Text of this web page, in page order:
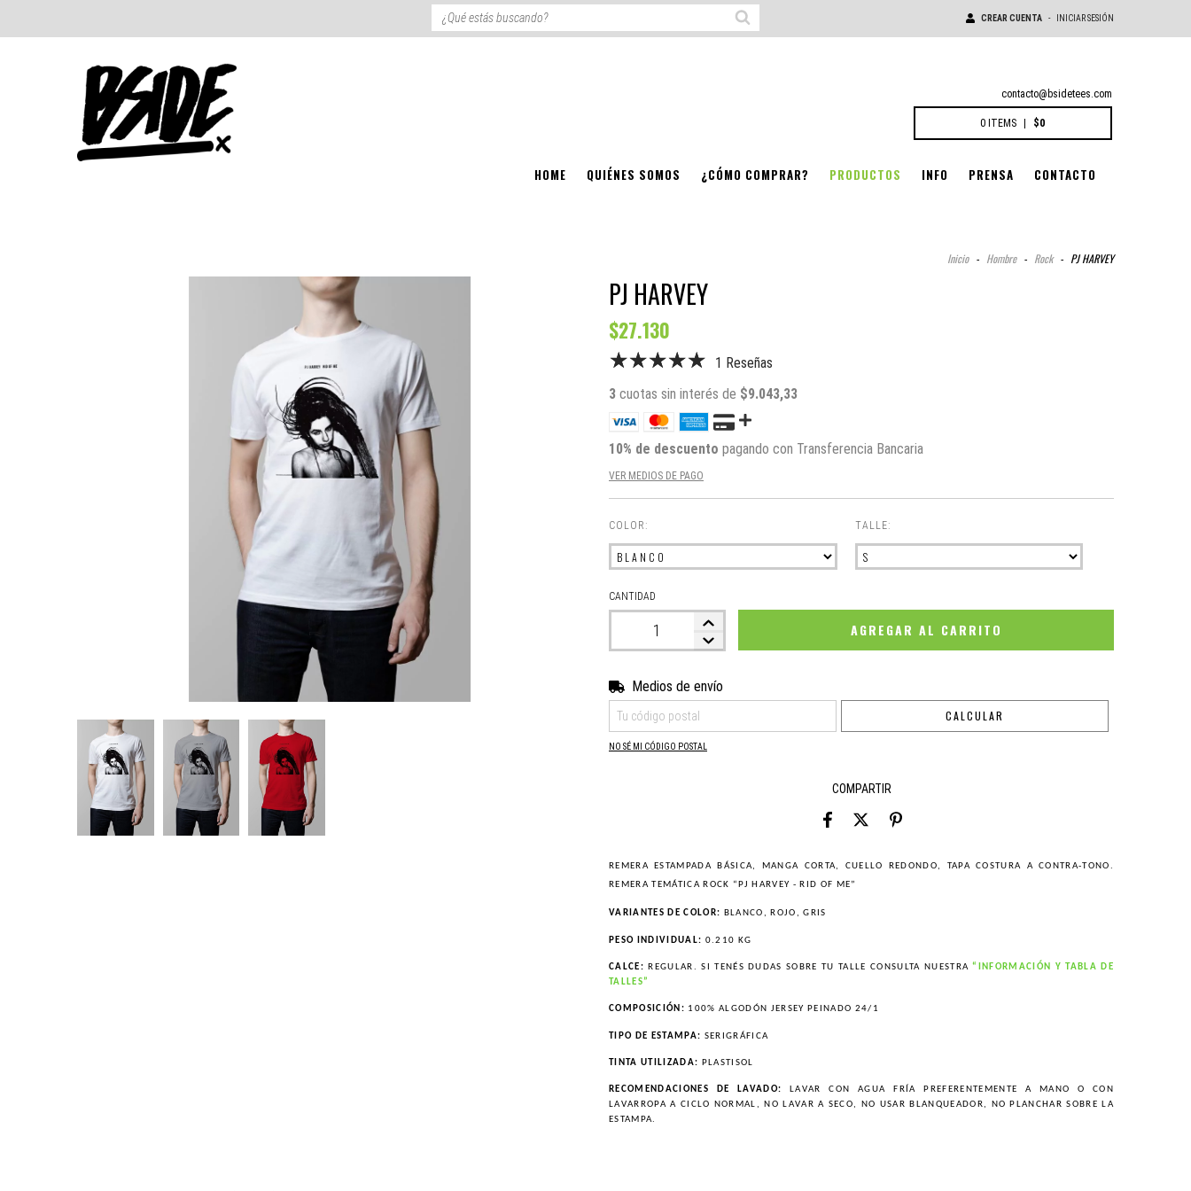
CREAR CUENTA - INICIAR SESIÓN
contacto@bsidetees.com
0ITEMS | $0
HOME QUIÉNES SOMOS ¿CÓMO COMPRAR? PRODUCTOS INFO PRENSA CONTACTO
Inicio - Hombre - Rock - PJ HARVEY
PJ HARVEY
$27.130
1 Reseñas
3 cuotas sin interés de $9.043,33
10% de descuento pagando con Transferencia Bancaria
VER MEDIOS DE PAGO
COLOR: TALLE:
CANTIDAD
Entregas para el CP:
Medios de envío
CALCULAR
NO SÉ MI CÓDIGO POSTAL
COMPARTIR
REMERA ESTAMPADA BÁSICA, MANGA CORTA, CUELLO REDONDO, TAPA COSTURA A CONTRA-TONO.
REMERA TEMÁTICA ROCK “PJ HARVEY - RID OF ME”
VARIANTES DE COLOR: BLANCO, ROJO, GRIS
PESO INDIVIDUAL: 0.210 KG
CALCE: REGULAR. SI TENÉS DUDAS SOBRE TU TALLE CONSULTA NUESTRA“INFORMACIÓN Y TABLA DE
TALLES”
COMPOSICIÓN: 100% ALGODÓN JERSEY PEINADO 24/1
TIPO DE ESTAMPA: SERIGRÁFICA
TINTA UTILIZADA: PLASTISOL
RECOMENDACIONES DE LAVADO:
LAVAR CON AGUA FRÍA PREFERENTEMENTE A MANO O CON
LAVARROPA A CICLO NORMAL, NO LAVAR A SECO, NO USAR BLANQUEADOR, NO PLANCHAR SOBRE LA
ESTAMPA.